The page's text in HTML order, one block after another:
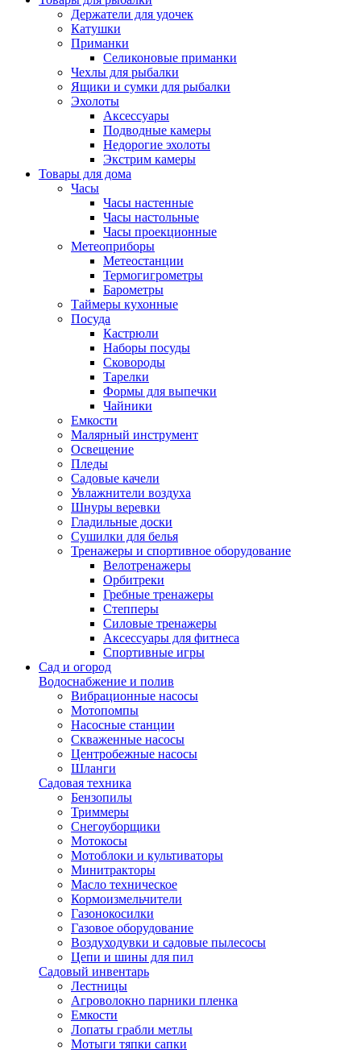
Держатели для удочек
Катушки
Приманки
Селиконовые приманки
Чехлы для рыбалки
Ящики и сумки для рыбалки
Эхолоты
Аксессуары
Подводные камеры
Недорогие эхолоты
Экстрим камеры
Товары для дома
Часы
Часы настенные
Часы настольные
Часы проекционные
Метеоприборы
Метеостанции
Термогигрометры
Барометры
Таймеры кухонные
Посуда
Кастрюли
Наборы посуды
Сковороды
Тарелки
Формы для выпечки
Чайники
Емкости
Малярный инструмент
Освещение
Пледы
Садовые качели
Увлажнители воздуха
Шнуры веревки
Гладильные доски
Сушилки для белья
Тренажеры и спортивное оборудование
Велотренажеры
Орбитреки
Гребные тренажеры
Степперы
Силовые тренажеры
Аксессуары для фитнеса
Спортивные игры
Сад и огород
Водоснабжение и полив
Вибрационные насосы
Мотопомпы
Насосные станции
Скваженные насосы
Центробежные насосы
Шланги
Садовая техника
Бензопилы
Триммеры
Снегоуборщики
Мотокосы
Мотоблоки и культиваторы
Минитракторы
Масло техническое
Кормоизмельчители
Газонокосилки
Газовое оборудование
Воздуходувки и садовые пылесосы
Цепи и шины для пил
Садовый инвентарь
Лестницы
Агроволокно парники пленка
Емкости
Лопаты грабли метлы
Мотыги тяпки сапки